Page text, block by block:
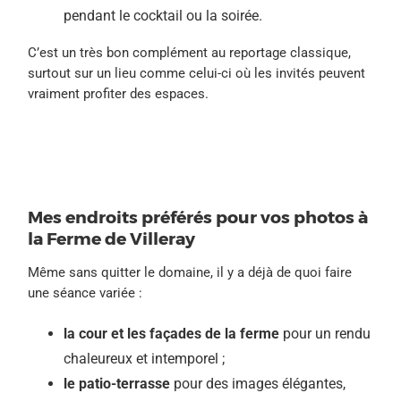
pendant le cocktail ou la soirée.
C’est un très bon complément au reportage classique,
surtout sur un lieu comme celui-ci où les invités peuvent
vraiment profiter des espaces.
Mes endroits préférés pour vos photos à
la Ferme de Villeray
Même sans quitter le domaine, il y a déjà de quoi faire
une séance variée :
la cour et les façades de la ferme pour un rendu
chaleureux et intemporel ;
le patio-terrasse pour des images élégantes,